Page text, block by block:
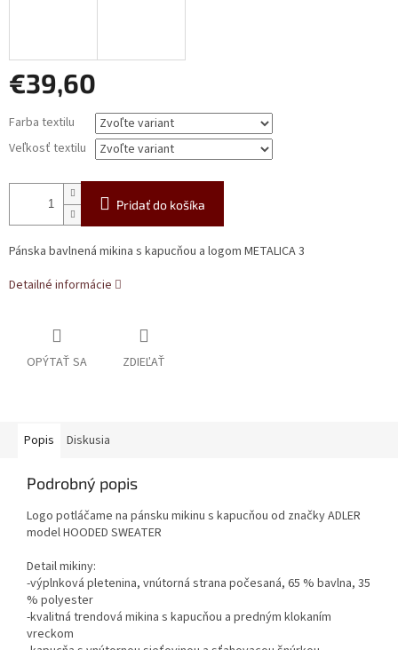
€39,60
cena:
Farba textilu
Veľkosť textilu
Pridať do košíka
Pánska bavlnená mikina s kapucňou a logom METALICA 3
Detailné informácie
OPÝTAŤ SA ZDIEĽAŤ
Popis Diskusia
Podrobný popis
Logo potláčame na pánsku mikinu s kapucňou od značky ADLER
model HOODED SWEATER
Detail mikiny:
-výplnková pletenina, vnútorná strana počesaná, 65 % bavlna, 35
% polyester
-kvalitná trendová mikina s kapucňou a predným klokaním
vreckom